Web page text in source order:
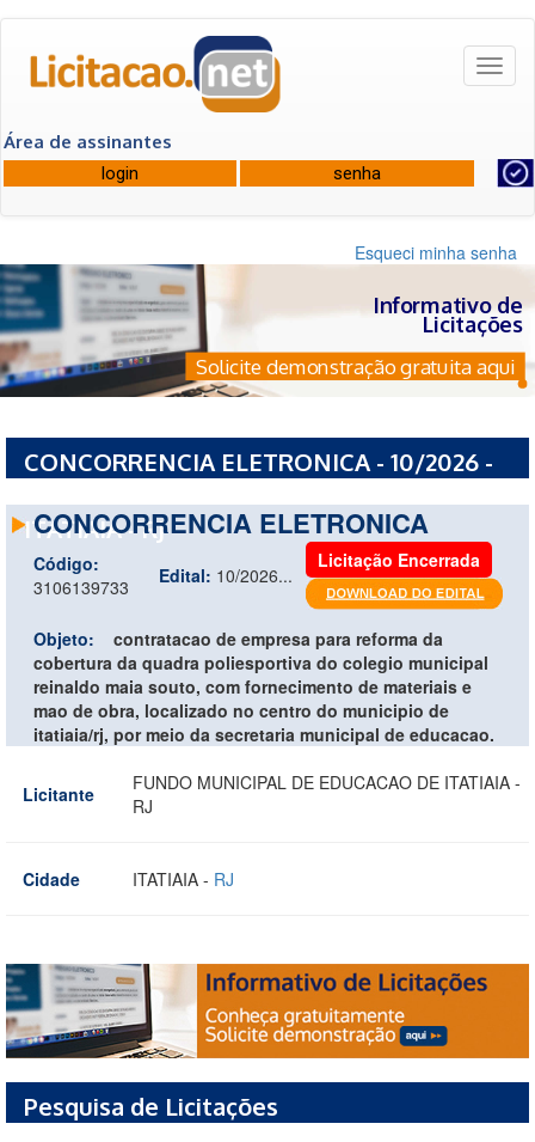
Área de assinantes
Esqueci minha senha
Informativo de
Licitações
Solicite demonstração gratuita aqui
CONCORRENCIA ELETRONICA - 10/2026 -
ITATIAIA - RJ
CONCORRENCIA ELETRONICA
Código:
3106139733
Edital: 10/2026...
Licitação Encerrada
Objeto:
contratacao de empresa para reforma da
cobertura da quadra poliesportiva do colegio municipal
reinaldo maia souto, com fornecimento de materiais e
mao de obra, localizado no centro do municipio de
itatiaia/rj, por meio da secretaria municipal de educacao.
Licitante
FUNDO MUNICIPAL DE EDUCACAO DE ITATIAIA -
RJ
Cidade ITATIAIA - RJ
Pesquisa de Licitações